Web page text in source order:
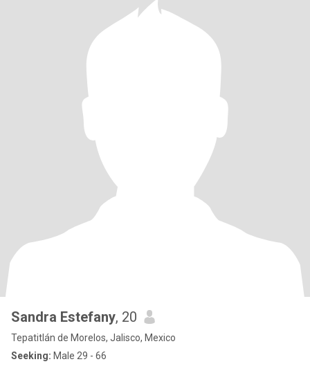
Sandra Estefany, 20
Tepatitlán de Morelos, Jalisco, Mexico
Seeking: Male 29 - 66